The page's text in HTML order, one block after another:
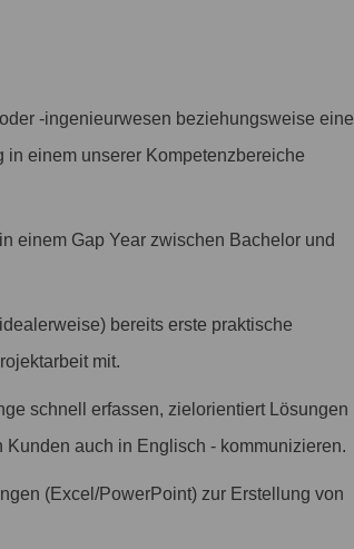
-ingenieurwesen beziehungsweise eine
einem unserer Kompetenzbereiche
einem Gap Year zwischen Bachelor und
bereits erste praktische
mit.
schnell erfassen, zielorientiert Lösungen
auch in Englisch - kommunizieren.
(Excel/PowerPoint) zur Erstellung von